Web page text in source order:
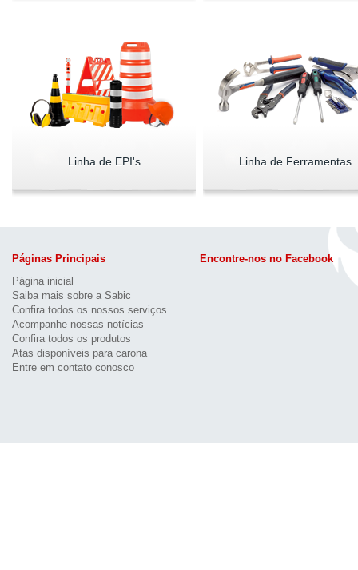
Linha de EPI's Linha de Ferramentas
Páginas Principais
Página inicial
Saiba mais sobre a Sabic
Confira todos os nossos serviços
Acompanhe nossas notícias
Confira todos os produtos
Atas disponíveis para carona
Entre em contato conosco
Encontre-nos no Facebook